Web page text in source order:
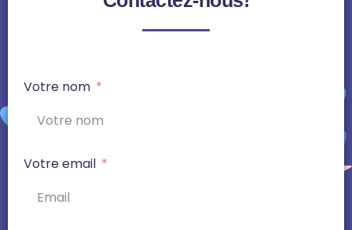
Votre nom
Votre email